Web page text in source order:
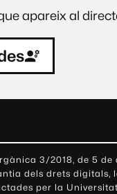
apareix al
3/2018, de 5 de
dels drets digitals,
per la